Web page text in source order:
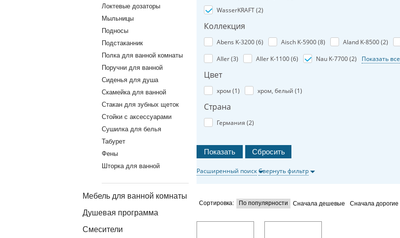
Локтевые дозаторы
Мыльницы
Подносы
Подстаканник
Полка для ванной комнаты
Поручни для ванной
Сиденья для душа
Скамейка для ванной
Стакан для зубных щеток
Стойки с аксессуарами
Сушилка для белья
Табурет
Фены
Шторка для ванной
Мебель для ванной комнаты
Душевая программа
Смесители
WasserKRAFT (2)
Коллекция
Abens K-3200 (6) Aisch K-5900 (8) Aland K-8500 (2)
Aller (3) Aller К-1100 (6) Nau K-7700 (2) Показать все
Цвет
хром (1) хром, белый (1)
Страна
Германия (2)
Расширенный поискСвернуть фильтр
Сортировка: По популярности Сначала дешевые Сначала дорогие